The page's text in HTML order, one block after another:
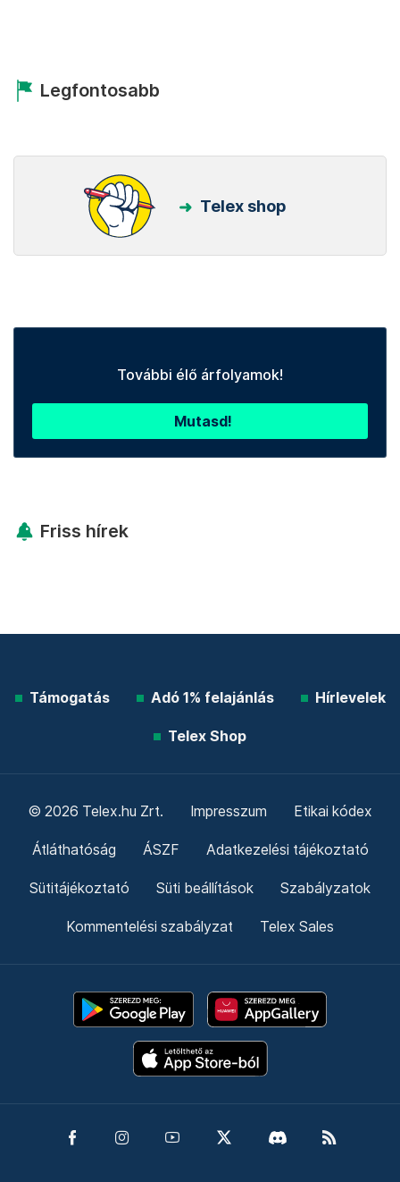
Legfontosabb
Telex shop
További élő árfolyamok!
Mutasd!
Friss hírek
Támogatás Adó 1% felajánlás Hírlevelek
Telex Shop
© 2026 Telex.hu Zrt. Impresszum Etikai kódex
Átláthatóság ÁSZF Adatkezelési tájékoztató
Sütitájékoztató Süti beállítások Szabályzatok
Kommentelési szabályzat Telex Sales